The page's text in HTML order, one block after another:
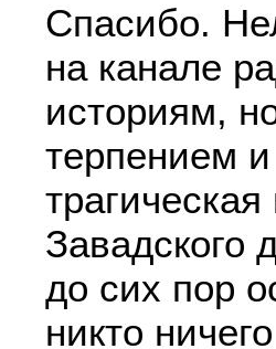
Спасибо.
на канале
историям,
терпением
Завадского
до сих пор
никто